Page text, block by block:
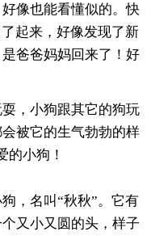
像也能看懂似的。快
起来，好像发现了新
爸爸妈妈回来了！好
，小狗跟其它的狗玩
被它的生气勃勃的样
的小狗！
，名叫“秋秋”。它有
又小又圆的头，样子